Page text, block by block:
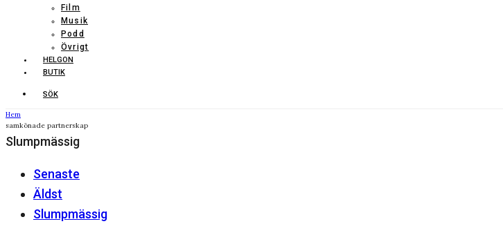
Film
Musik
Podd
Övrigt
HELGON
BUTIK
SÖK
Hem
samkönade partnerskap
Slumpmässig
Senaste
Äldst
Slumpmässig